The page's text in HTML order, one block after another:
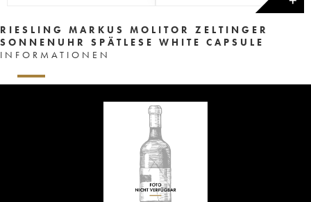
RIESLING MARKUS MOLITOR ZELTINGER
SONNENUHR SPÄTLESE WHITE CAPSULE
INFORMATIONEN